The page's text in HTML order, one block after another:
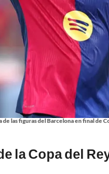
de las figuras del Barcelona en final de
la Copa del